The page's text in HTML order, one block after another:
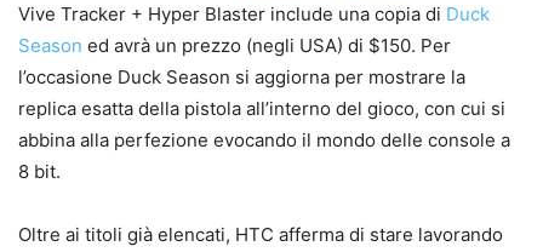
Vive Tracker + Hyper Blaster include una copia di Duck
Season ed avrà un prezzo (negli USA) di $150. Per
l’occasione Duck Season si aggiorna per mostrare la
replica esatta della pistola all’interno del gioco, con cui si
abbina alla perfezione evocando il mondo delle console a
8 bit.
Oltre ai titoli già elencati, HTC afferma di stare lavorando